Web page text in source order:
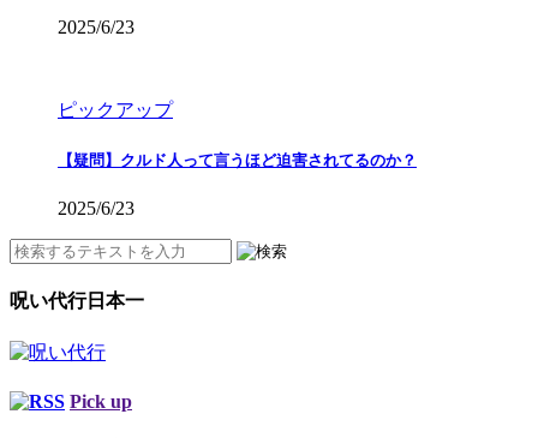
2025/6/23
ピックアップ
【疑問】クルド人って言うほど迫害されてるのか？
2025/6/23
呪い代行日本一
Pick up